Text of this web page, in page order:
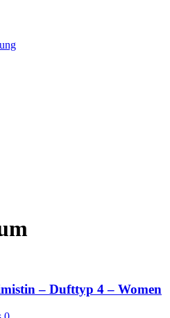
– Dufttyp 4 – Women